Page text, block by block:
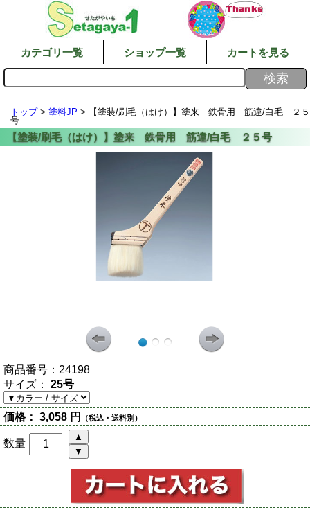
カテゴリ一覧 ショップ一覧 カートを見る
トップ> 塗料JP > 【塗装/刷毛（はけ）】塗来 鉄骨用 筋違/白毛 ２５
号
商品番号： 24198
サイズ： 25号
価格： 3,058 円 （税込・送料別）
数量